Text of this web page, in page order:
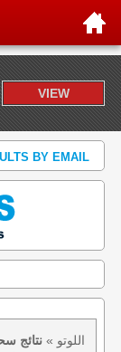
VIEW
BY EMAIL
اللوتو »